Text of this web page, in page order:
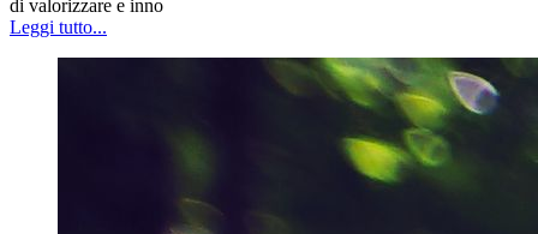
di valorizzare e inno
Leggi tutto...